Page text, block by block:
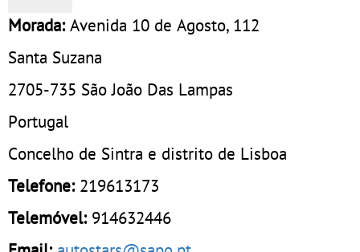
Morada: Avenida 10 de Agosto, 112
Santa Suzana
2705-735 São João Das Lampas
Portugal
Concelho de Sintra e distrito de Lisboa
Telefone: 219613173
Telemóvel: 914632446